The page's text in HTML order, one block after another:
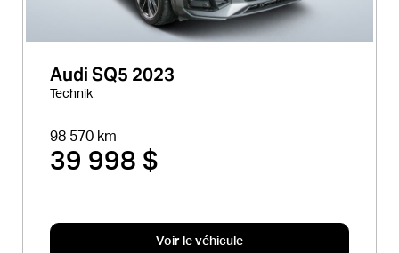
Audi SQ5 2023
Technik
98 570 km
39 998 $
Voir le véhicule